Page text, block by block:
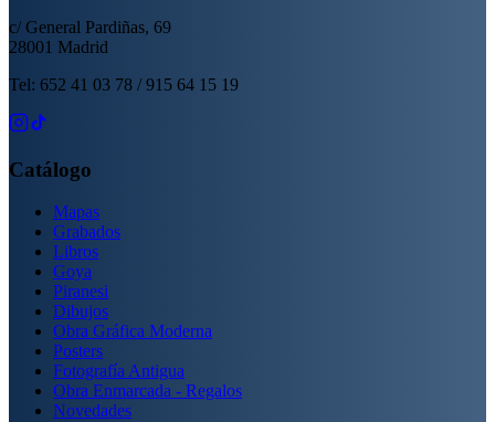
c/ General Pardiñas, 69
28001 Madrid
Tel: 652 41 03 78 / 915 64 15 19
Catálogo
Mapas
Grabados
Libros
Goya
Piranesi
Dibujos
Obra Gráfica Moderna
Posters
Fotografía Antigua
Obra Enmarcada - Regalos
Novedades